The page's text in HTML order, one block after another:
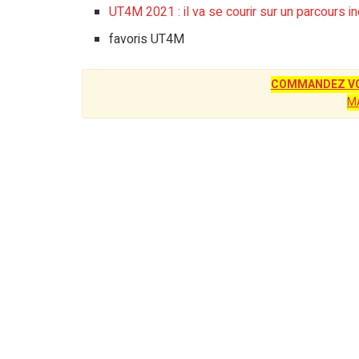
UT4M 2021 : il va se courir sur un parcours
favoris UT4M
COMMANDEZ